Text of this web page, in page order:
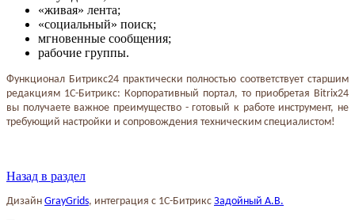
«живая» лента;
«социальный» поиск;
мгновенные сообщения;
рабочие группы.
Функционал Битрикс24 практически полностью соответствует старшим
редакциям 1С-Битрикс: Корпоративный портал, то приобретая Bitrix24
вы получаете важное преимущество - готовый к работе инструмент, не
требующий настройки и сопровождения техническим специалистом!
Назад в раздел
Дизайн GrayGrids, интеграция с 1С-Битрикс Задойный А.В.